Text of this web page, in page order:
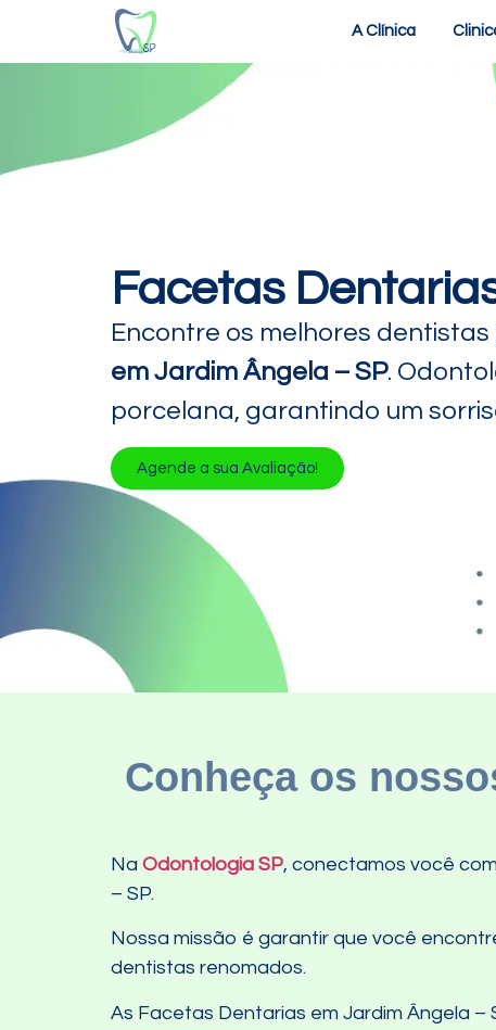
A Clínica
Facetas
Encontre os melhores
em Jardim Ângela – SP.
porcelana, garantindo um
Agende a sua Avaliação!
Conheça os
Na Odontologia SP, conectamos você
– SP.
Nossa missão é garantir que você
dentistas renomados.
As Facetas Dentarias em Jardim Ângela